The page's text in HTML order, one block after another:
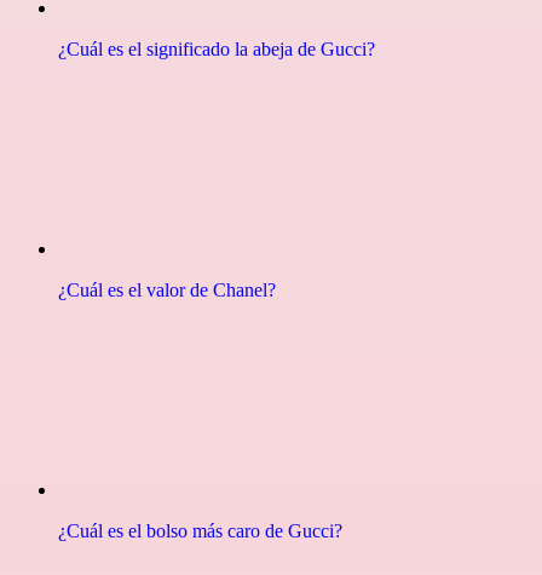
¿Cuál es el significado la abeja de Gucci?
¿Cuál es el valor de Chanel?
¿Cuál es el bolso más caro de Gucci?